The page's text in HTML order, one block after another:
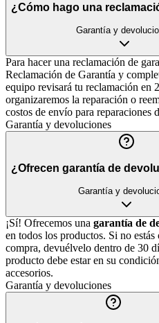
¿Cómo hago una
Garantía y
Para hacer una reclamación de
Reclamación de Garantía y
equipo revisará tu reclamación en
organizaremos la reparación o
costos de envío para reparaciones
Garantía y devoluciones
¿Ofrecen garantía de
Garantía y
¡Sí! Ofrecemos una garantía de
en todos los productos. Si no
compra, devuélvelo dentro de 30
producto debe estar en su
accesorios.
Garantía y devoluciones